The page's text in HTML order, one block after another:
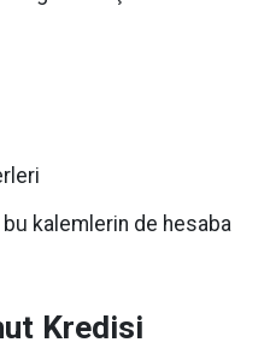
kalemlerin de hesaba
Kredisi